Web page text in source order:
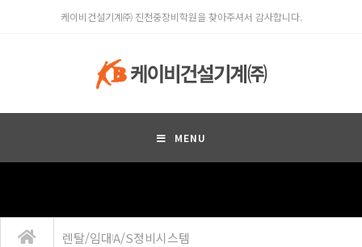
케이비건설기계㈜ 진천중장비학원을 찾아주셔서 감사합니다.
MENU
렌탈/임대A/S정비시스템